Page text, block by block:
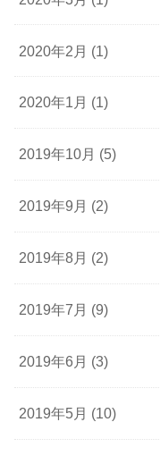
2020年2月 (1)
2020年1月 (1)
2019年10月 (5)
2019年9月 (2)
2019年8月 (2)
2019年7月 (9)
2019年6月 (3)
2019年5月 (10)